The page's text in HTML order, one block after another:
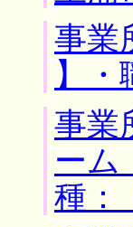
事業
】・
事業
ーム
種：